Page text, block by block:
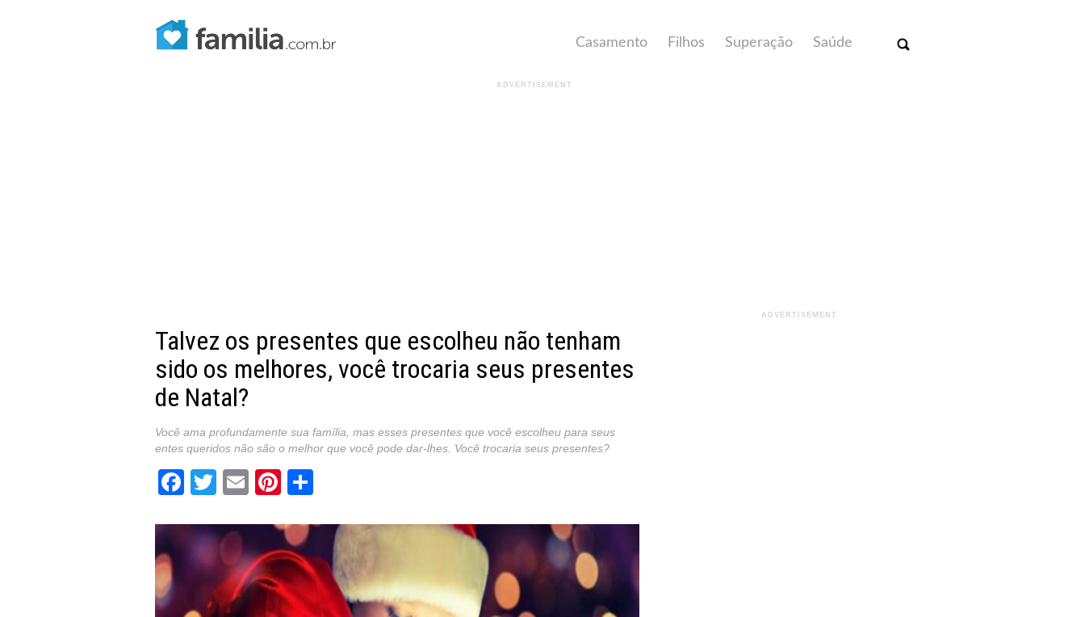
Casamento Filhos Superação Saúde
Talvez os presentes que escolheu não tenham
sido os melhores, você trocaria seus presentes
de Natal?
Você ama profundamente sua família, mas esses presentes que você escolheu para seus
entes queridos não são o melhor que você pode dar-lhes. Você trocaria seus presentes?
Facebook
TwitterEmailPinterest